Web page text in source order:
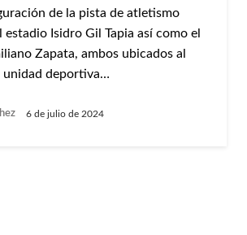
de la pista de atletismo
estadio Isidro Gil Tapia así como el
Zapata, ambos ubicados al
unidad deportiva…
6 de julio de 2024